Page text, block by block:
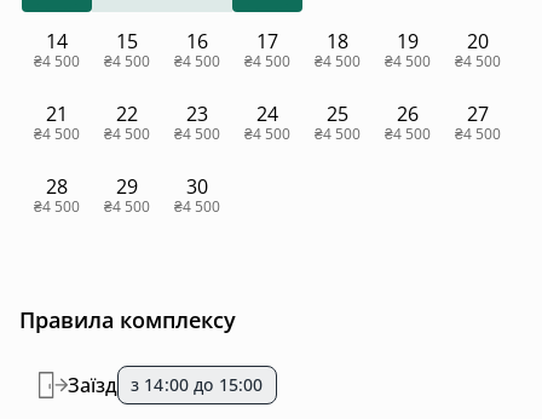
14
₴4 500
15
₴4 500
16
₴4 500
17
₴4 500
18
₴4 500
19
₴4 500
20
₴4 500
21
₴4 500
22
₴4 500
23
₴4 500
24
₴4 500
25
₴4 500
26
₴4 500
27
₴4 500
28
₴4 500
29
₴4 500
30
₴4 500
Правила комплексу
Заїзд з 14:00 до 15:00